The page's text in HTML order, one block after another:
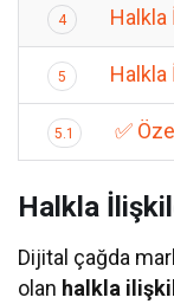
4 Halkla
5
5.1 ✅
Halkla
Dijital çağda
olan halkla